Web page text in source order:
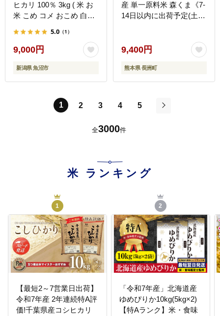
ヒカリ 100％ 3kg ( 米 お
米 こめ コメ おこめ 白米
5.0 （1）
9,000円
新潟県 魚沼市
産 単一原料米 森くま《7-
14日以内に出荷予定(土日
--
9,400円
熊本県 長洲町
1 2 3 4
5
全3000件
米 ランキング
1
【最短2～7営業日出荷】
令和7年産 2年連続特A評
価!千葉県産コシヒカリ
2
「令和7年産」北海道産
ゆめぴりか10kg(5kg×2)
【特Aランク】米・食味